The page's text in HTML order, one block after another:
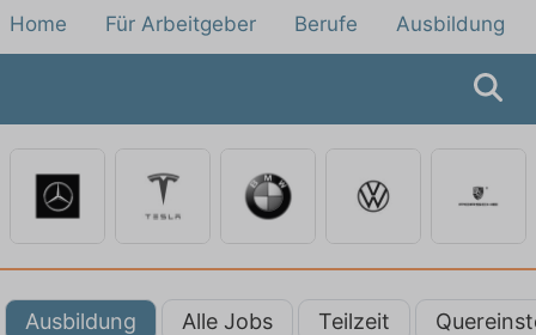
Home Für Arbeitgeber Berufe Ausbildung
Ausbildung Alle Jobs Teilzeit